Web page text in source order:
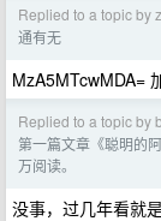
Replied to a topic by
通有无
MzA5MTcwMDA=
Replied to a topic by
第一篇文章《聪明的
万阅读。
没事，过几年看就